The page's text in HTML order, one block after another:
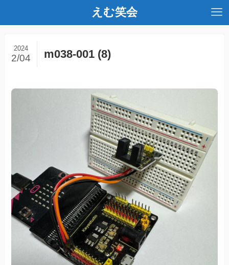
えむ笑会
m038-001 (8)
2024
2/04